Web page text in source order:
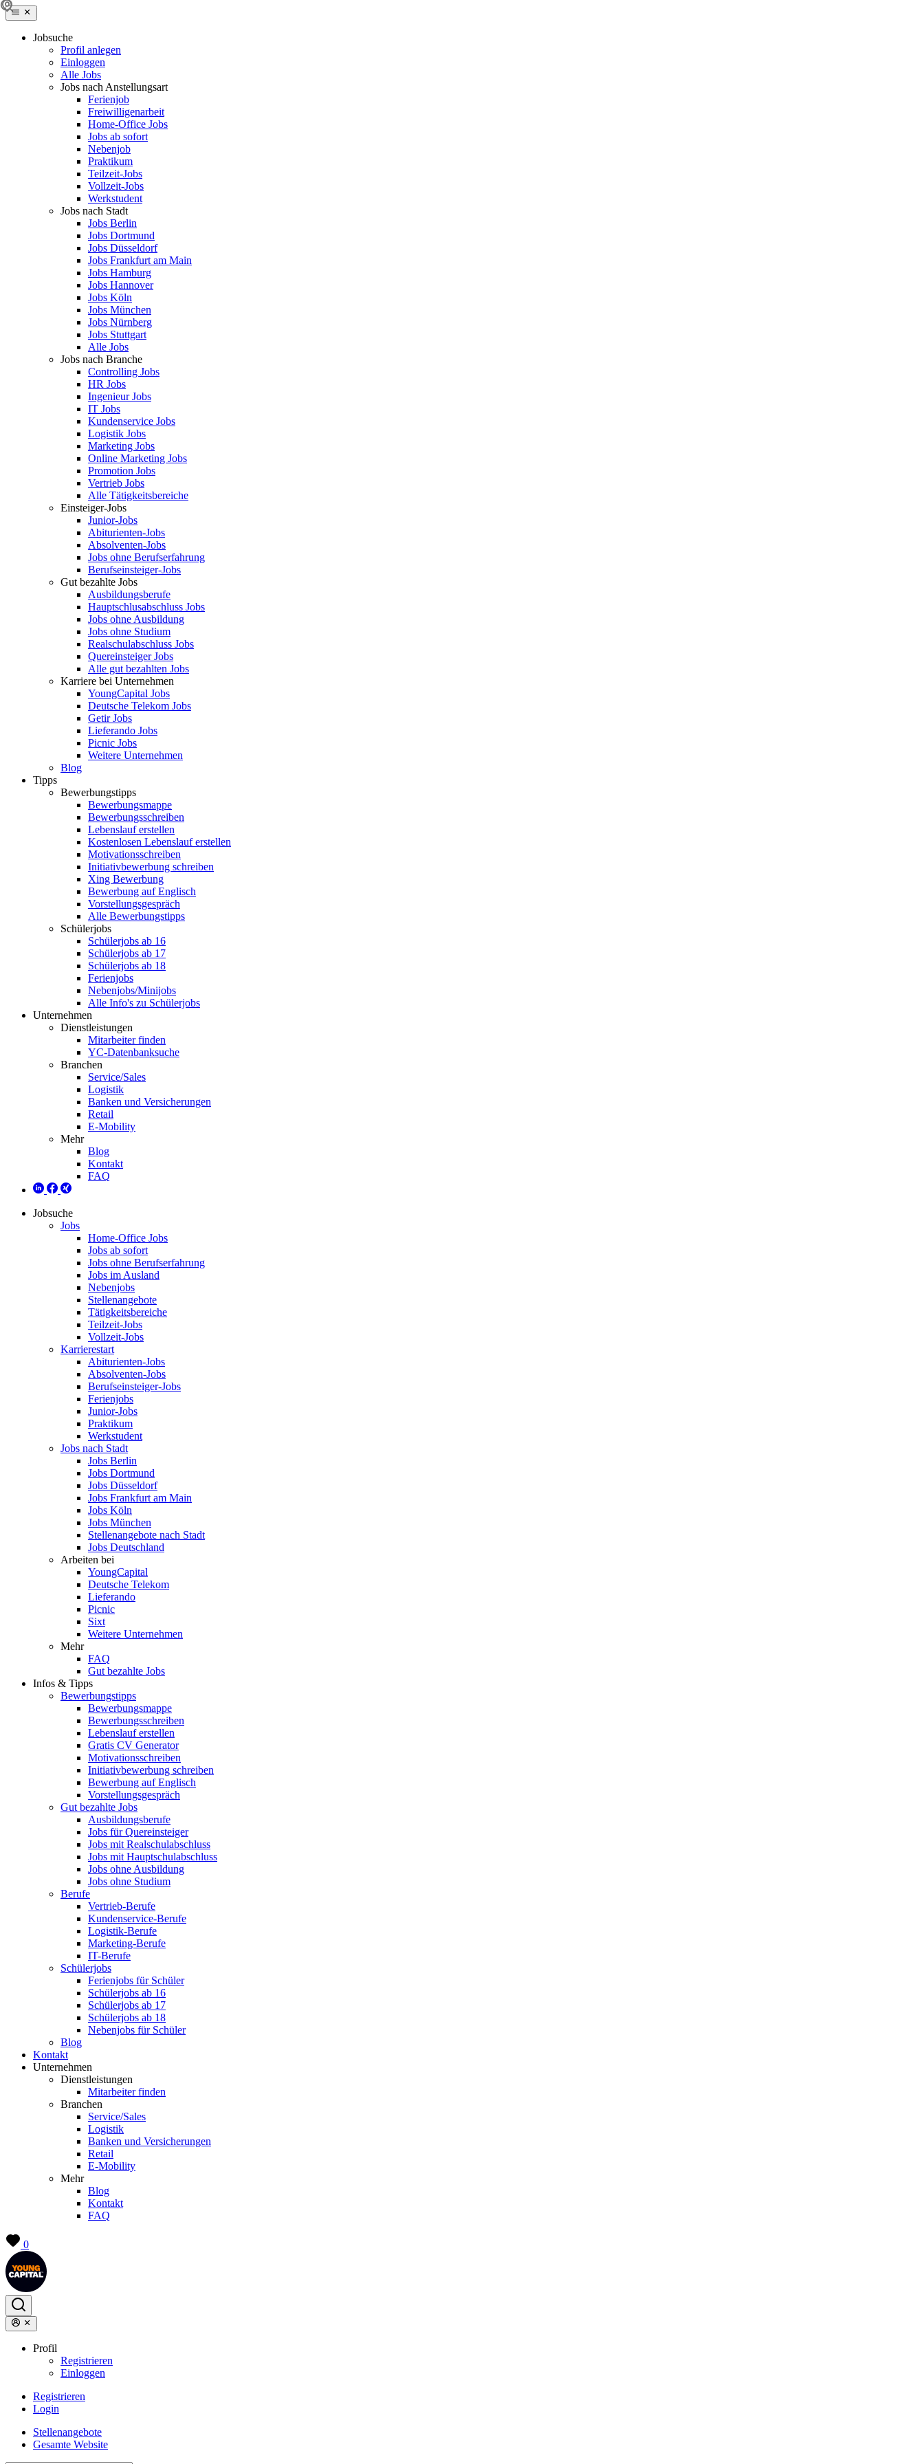
Jobsuche
Profil anlegen
Einloggen
Alle Jobs
Jobs nach Anstellungsart
Ferienjob
Freiwilligenarbeit
Home-Office Jobs
Jobs ab sofort
Nebenjob
Praktikum
Teilzeit-Jobs
Vollzeit-Jobs
Werkstudent
Jobs nach Stadt
Jobs Berlin
Jobs Dortmund
Jobs Düsseldorf
Jobs Frankfurt am Main
Jobs Hamburg
Jobs Hannover
Jobs Köln
Jobs München
Jobs Nürnberg
Jobs Stuttgart
Alle Jobs
Jobs nach Branche
Controlling Jobs
HR Jobs
Ingenieur Jobs
IT Jobs
Kundenservice Jobs
Logistik Jobs
Marketing Jobs
Online Marketing Jobs
Promotion Jobs
Vertrieb Jobs
Alle Tätigkeitsbereiche
Einsteiger-Jobs
Junior-Jobs
Abiturienten-Jobs
Absolventen-Jobs
Jobs ohne Berufserfahrung
Berufseinsteiger-Jobs
Gut bezahlte Jobs
Ausbildungsberufe
Hauptschlusabschluss Jobs
Jobs ohne Ausbildung
Jobs ohne Studium
Realschulabschluss Jobs
Quereinsteiger Jobs
Alle gut bezahlten Jobs
Karriere bei Unternehmen
YoungCapital Jobs
Deutsche Telekom Jobs
Getir Jobs
Lieferando Jobs
Picnic Jobs
Weitere Unternehmen
Blog
Tipps
Bewerbungstipps
Bewerbungsmappe
Bewerbungsschreiben
Lebenslauf erstellen
Kostenlosen Lebenslauf erstellen
Motivationsschreiben
Initiativbewerbung schreiben
Xing Bewerbung
Bewerbung auf Englisch
Vorstellungsgespräch
Alle Bewerbungstipps
Schülerjobs
Schülerjobs ab 16
Schülerjobs ab 17
Schülerjobs ab 18
Ferienjobs
Nebenjobs/Minijobs
Alle Info's zu Schülerjobs
Unternehmen
Dienstleistungen
Mitarbeiter finden
YC-Datenbanksuche
Branchen
Service/Sales
Logistik
Banken und Versicherungen
Retail
E-Mobility
Mehr
Blog
Kontakt
FAQ
Jobsuche
Jobs
Home-Office Jobs
Jobs ab sofort
Jobs ohne Berufserfahrung
Jobs im Ausland
Nebenjobs
Stellenangebote
Tätigkeitsbereiche
Teilzeit-Jobs
Vollzeit-Jobs
Karrierestart
Abiturienten-Jobs
Absolventen-Jobs
Berufseinsteiger-Jobs
Ferienjobs
Junior-Jobs
Praktikum
Werkstudent
Jobs nach Stadt
Jobs Berlin
Jobs Dortmund
Jobs Düsseldorf
Jobs Frankfurt am Main
Jobs Köln
Jobs München
Stellenangebote nach Stadt
Jobs Deutschland
Arbeiten bei
YoungCapital
Deutsche Telekom
Lieferando
Picnic
Sixt
Weitere Unternehmen
Mehr
FAQ
Gut bezahlte Jobs
Infos & Tipps
Bewerbungstipps
Bewerbungsmappe
Bewerbungsschreiben
Lebenslauf erstellen
Gratis CV Generator
Motivationsschreiben
Initiativbewerbung schreiben
Bewerbung auf Englisch
Vorstellungsgespräch
Gut bezahlte Jobs
Ausbildungsberufe
Jobs für Quereinsteiger
Jobs mit Realschulabschluss
Jobs mit Hauptschulabschluss
Jobs ohne Ausbildung
Jobs ohne Studium
Berufe
Vertrieb-Berufe
Kundenservice-Berufe
Logistik-Berufe
Marketing-Berufe
IT-Berufe
Schülerjobs
Ferienjobs für Schüler
Schülerjobs ab 16
Schülerjobs ab 17
Schülerjobs ab 18
Nebenjobs für Schüler
Blog
Kontakt
Unternehmen
Dienstleistungen
Mitarbeiter finden
Branchen
Service/Sales
Logistik
Banken und Versicherungen
Retail
E-Mobility
Mehr
Blog
Kontakt
FAQ
0
Profil
Registrieren
Einloggen
Registrieren
Login
Stellenangebote
Gesamte Website